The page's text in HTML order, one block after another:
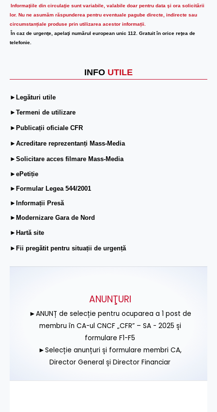
Informaţiile din circulaţie sunt variabile, valabile doar pentru data şi ora solicitării
lor. Nu ne asumăm răspunderea pentru eventuale pagube directe, indirecte sau
circumstanțiale produse prin utilizarea acestor informații.
În caz de urgenţe, apelaţi numărul european unic 112. Gratuit în orice reţea de
telefonie.
INFO UTILE
►Legături utile
►Termeni de utilizare
►Publicații oficiale CFR
►Acreditare reprezentanți Mass-Media
►Solicitare acces filmare Mass-Media
►ePetiție
►Formular Legea 544/2001
►Informații Presă
►Modernizare Gara de Nord
►Hartă site
►Fii pregătit pentru situații de urgență
ANUNŢURI
►ANUNȚ de selecție pentru ocuparea a 1 post de
membru în CA-ul CNCF „CFR” – SA - 2025 și
formulare F1-F5
►Selecție anunțuri și formulare membri CA,
Director General și Director Financiar